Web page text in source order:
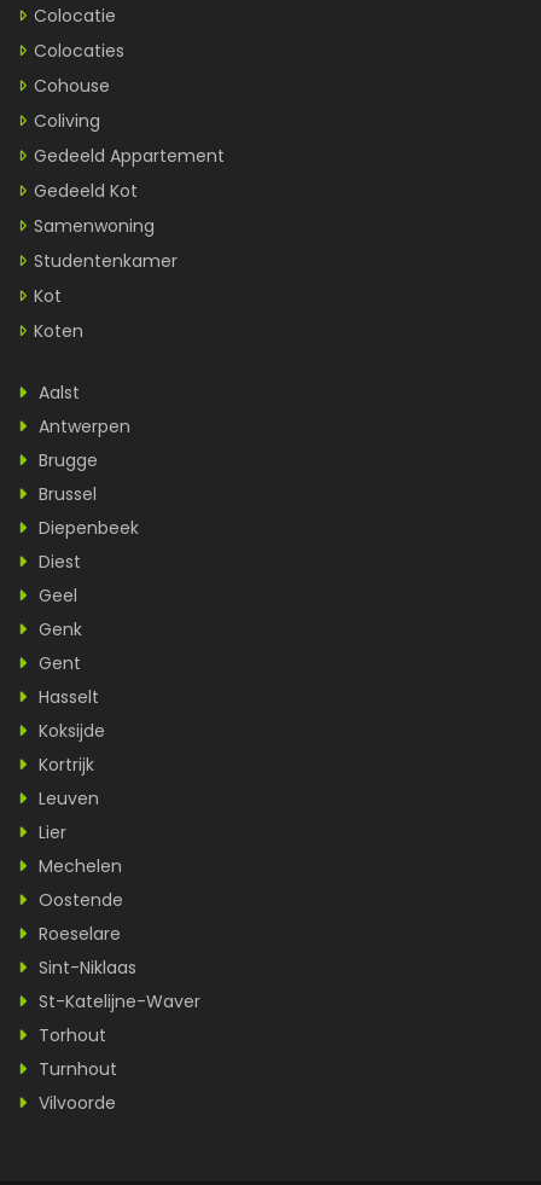
Colocatie
Colocaties
Cohouse
Coliving
Gedeeld Appartement
Gedeeld Kot
Samenwoning
Studentenkamer
Kot
Koten
Aalst
Antwerpen
Brugge
Brussel
Diepenbeek
Diest
Geel
Genk
Gent
Hasselt
Koksijde
Kortrijk
Leuven
Lier
Mechelen
Oostende
Roeselare
Sint-Niklaas
St-Katelijne-Waver
Torhout
Turnhout
Vilvoorde